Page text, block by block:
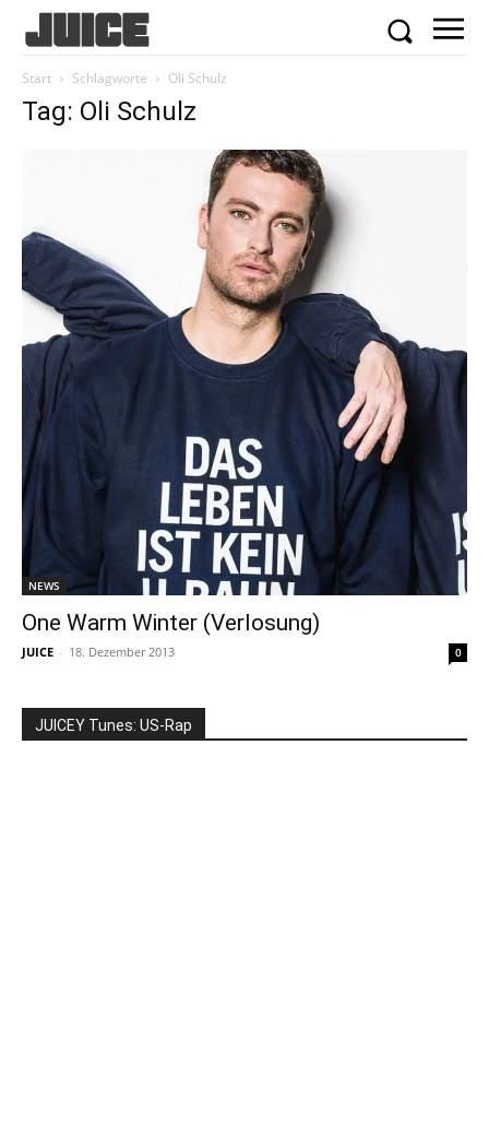
Start Schlagworte Oli Schulz
Tag: Oli Schulz
NEWS
One Warm Winter (Verlosung)
JUICE - 18. Dezember 2013 0
JUICEY Tunes: US-Rap